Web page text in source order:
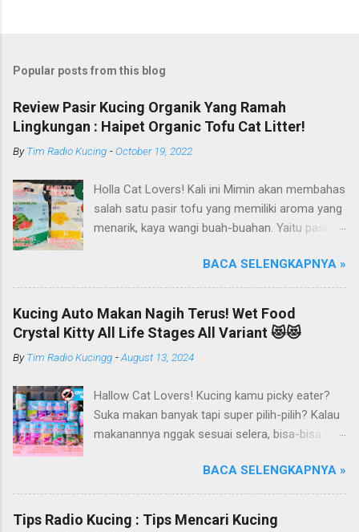
Popular posts from this blog
Review Pasir Kucing Organik Yang Ramah
Lingkungan : Haipet Organic Tofu Cat Litter!
ByTim Radio Kucing -October 19, 2022
Holla Cat Lovers! Kali ini Mimin akan membahas
salah satu pasir tofu yang memiliki aroma yang
menarik, kaya wangi buah-buahan. Yaitu pasir
Haipet merupakan salah satu merk produk
kucing yang diproduksi oleh PT. Arthacat Tirta
Surya, Indonesia. Perusahaan ini bergerak di
bidang produk perlengkapan kucing, seperti Cat
Tree Furniture, Cat Accessories, Cat Food, Cat
Litter, Cat Sandbox/Cat Litter, dan lain-lain.
dahulu dari PT. Arthacat Tirta Surya ini, ada
Arthacat Cat Litter, Sandbox/Cat Litter, Cat
Tree, Snack, Pet Bowl, Stratcher, dan masih
ternyata ga cuman jadi merk pasir tofu dari PT
Arthacat Tirta Surya, tapi merk Haipet juga ada
produk sandbox atau litter box-nya juga.
BACA SELENGKAPNYA »
Kucing Auto Makan Nagih Terus! Wet Food
Crystal Kitty All Life Stages All Variant 😻😻
ByTim Radio Kucingg -August 13, 2024
Hallow Cat Lovers! Kucing kamu picky eater?
Suka makan banyak tapi super pilih-pilih? Kalau
makanannya nggak sesuai selera, bisa-bisa dia
makanannya. Pokoknya si Kucing bakal selektif
banget deh kalau soal makanan deh! Duh, agak
repot ya.. Nah, kucing kamu pernah kayak gitu
BACA SELENGKAPNYA »
Tips Radio Kucing : Tips Mencari Kucing